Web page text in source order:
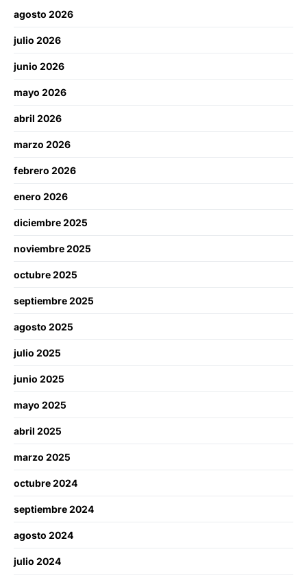
agosto 2026
julio 2026
junio 2026
mayo 2026
abril 2026
marzo 2026
febrero 2026
enero 2026
diciembre 2025
noviembre 2025
octubre 2025
septiembre 2025
agosto 2025
julio 2025
junio 2025
mayo 2025
abril 2025
marzo 2025
octubre 2024
septiembre 2024
agosto 2024
julio 2024